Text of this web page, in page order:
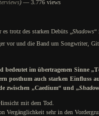
) — 3.776 views
es trotz des starken Debüts „ Shadows“
vor und die Band um Songwriter,
bedeutet im übertragenen Sinne
posthum auch starken Einfluss
zwischen „Caedium“ und „
mit dem Tod.
Vergänglichkeit sehr in den